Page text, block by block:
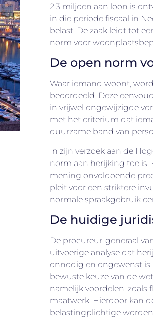
2,3 miljoen aan loon is
in die periode fiscaal in
belast. De zaak leidt tot
norm voor
De open norm
Waar iemand woont,
beoordeeld. Deze
in vrijwel ongewijzigde
met het criterium dat
duurzame band van
In zijn verzoek aan de
norm aan herijking toe is.
mening onvoldoende
pleit voor een striktere
normale spraakgebruik
De huidige
De procureur-generaal
uitvoerige analyse dat
onnodig en ongewenst
bewuste keuze van de
namelijk voordelen,
maatwerk. Hierdoor kan
belastingplichtige